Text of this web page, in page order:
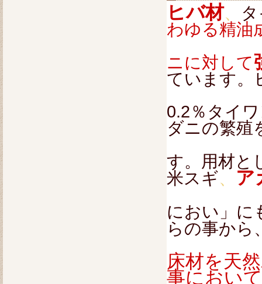
ヒバ材、
わゆる精油
ニに対して
ています。
0.2％タイ
ダニの繁殖
す。用材と
米スギ、 ア
におい」に
らの事から
床材を天
事におい